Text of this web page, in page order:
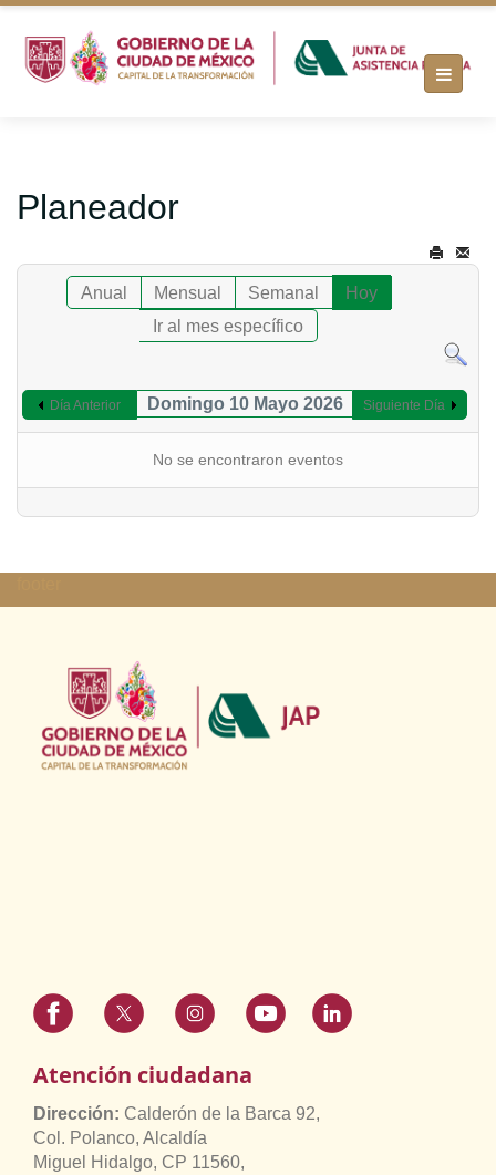
Planeador
Anual Mensual Semanal
Hoy
Ir al mes específico
Día Anterior Domingo 10 Mayo 2026 Siguiente Día
No se encontraron eventos
Atención ciudadana
Dirección: Calderón de la Barca 92,
Col. Polanco, Alcaldía
Miguel Hidalgo, CP 11560,